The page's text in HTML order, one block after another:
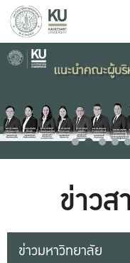
ข่าว
ข่าวมหาวิทยาลัย